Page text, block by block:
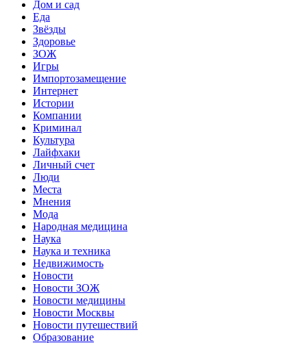
Дом и сад
Еда
Звёзды
Здоровье
ЗОЖ
Игры
Импортозамещение
Интернет
Истории
Компании
Криминал
Культура
Лайфхаки
Личный счет
Люди
Места
Мнения
Мода
Народная медицина
Наука
Наука и техника
Недвижимость
Новости
Новости ЗОЖ
Новости медицины
Новости Москвы
Новости путешествий
Образование